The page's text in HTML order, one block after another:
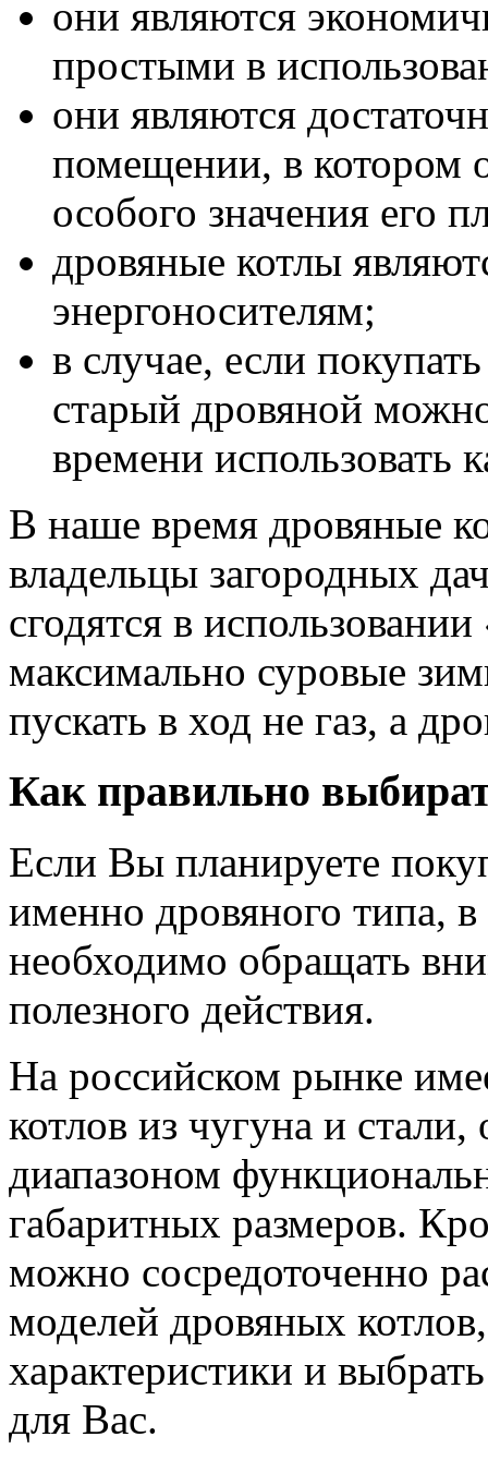
они являются
простыми в
они являются
помещении, в котором
особого значения его
дровяные котлы
энергоносителям;
в случае, если
старый дровяной
времени использовать
В наше время дровяные
владельцы загородных
сгодятся в
максимально суровые
пускать в ход не газ, а
Как правильно
Если Вы планируете
именно дровяного типа,
необходимо обращать
полезного действия.
На российском рынке
котлов из чугуна и
диапазоном
габаритных размеров.
можно сосредоточенно
моделей дровяных
характеристики и
для Вас.